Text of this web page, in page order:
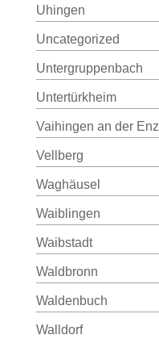
Uhingen
Uncategorized
Untergruppenbach
Untertürkheim
Vaihingen an der Enz
Vellberg
Waghäusel
Waiblingen
Waibstadt
Waldbronn
Waldenbuch
Walldorf